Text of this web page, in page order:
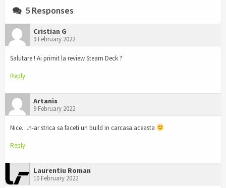
5 Responses
Cristian G
9 February 2022
Salutare ! Ai primit la review Steam Deck ?
Reply
Artanis
9 February 2022
Nice…n-ar strica sa faceti un build in carcasa aceasta
Reply
Laurentiu Roman
10 February 2022